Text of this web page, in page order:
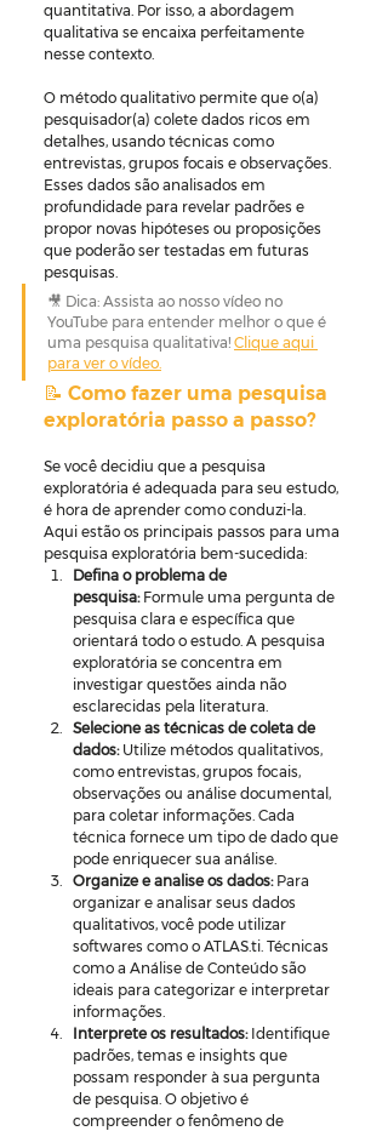
quantitativa. Por isso, a abordagem
qualitativa se encaixa perfeitamente
nesse contexto.
O método qualitativo permite que o(a)
pesquisador(a) colete dados ricos em
detalhes, usando técnicas como
entrevistas, grupos focais e observações.
Esses dados são analisados em
profundidade para revelar padrões e
propor novas hipóteses ou proposições
que poderão ser testadas em futuras
pesquisas.
🎥 Dica: Assista ao nosso vídeo no
YouTube para entender melhor o que é
uma pesquisa qualitativa! Clique aqui
para ver o vídeo.
📝 Como fazer uma pesquisa
exploratória passo a passo?
Se você decidiu que a pesquisa
exploratória é adequada para seu estudo,
é hora de aprender como conduzi-la.
Aqui estão os principais passos para uma
pesquisa exploratória bem-sucedida:
Defina o problema de
pesquisa: Formule uma pergunta de
pesquisa clara e específica que
orientará todo o estudo. A pesquisa
exploratória se concentra em
investigar questões ainda não
esclarecidas pela literatura.
Selecione as técnicas de coleta de
dados: Utilize métodos qualitativos,
como entrevistas, grupos focais,
observações ou análise documental,
para coletar informações. Cada
técnica fornece um tipo de dado que
pode enriquecer sua análise.
Organize e analise os dados: Para
organizar e analisar seus dados
qualitativos, você pode utilizar
softwares como o ATLAS.ti. Técnicas
como a Análise de Conteúdo são
ideais para categorizar e interpretar
informações.
Interprete os resultados: Identifique
padrões, temas e insights que
possam responder à sua pergunta
de pesquisa. O objetivo é
compreender o fenômeno de